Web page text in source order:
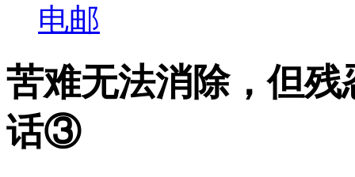
电邮
苦难无法消除，但
话③